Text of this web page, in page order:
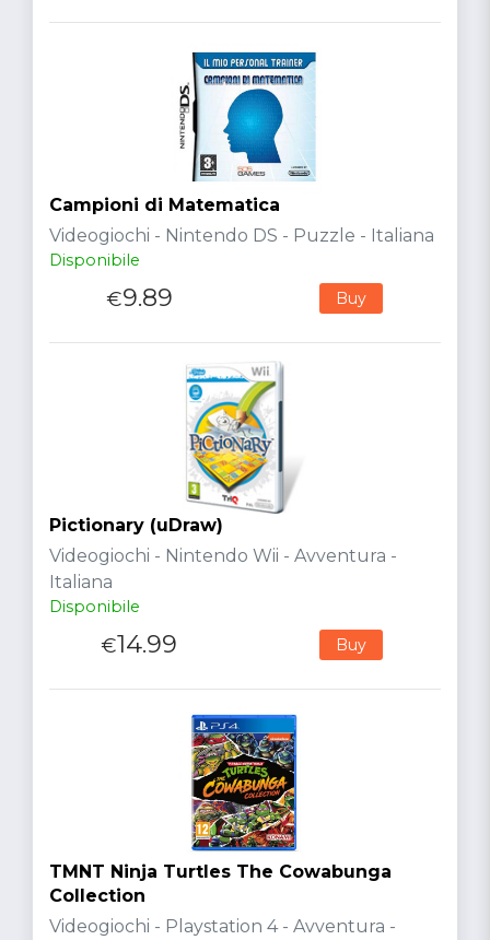
Campioni di Matematica
Videogiochi - Nintendo DS - Puzzle - Italiana
Disponibile
€9.89 Buy
Pictionary (uDraw)
Videogiochi - Nintendo Wii - Avventura -
Italiana
Disponibile
€14.99 Buy
TMNT Ninja Turtles The Cowabunga
Collection
Videogiochi - Playstation 4 - Avventura -